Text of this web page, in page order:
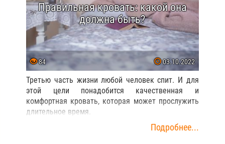
Правильная кровать: какой она
должна быть?
84 03.10.2022
Третью часть жизни любой человек спит. И для
этой цели понадобится качественная и
комфортная кровать, которая может прослужить
длительное время.
Подробнее...